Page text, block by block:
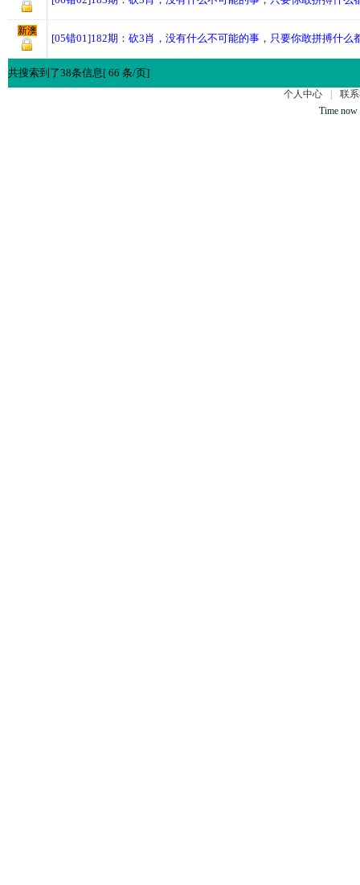
新澳
[05错01]182期：砍3肖，没有什么不可能的事，只要你敢拼搏什么
共搜索到了38条信息[ 66 条/页]
个人中心
联
Time now